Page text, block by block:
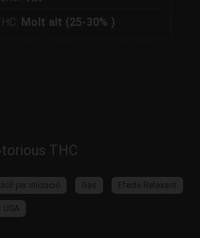
Molt alt (25-30% )
THC
per iniciació Gas Efecte Relaxant
USA